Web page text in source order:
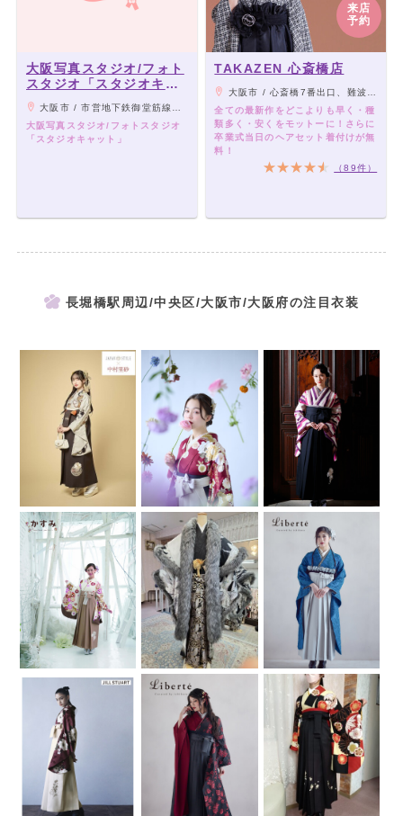
大阪写真スタジオ/フォト
スタジオ「スタジオキャ
ット」
大阪市 / 市営地下鉄御堂筋線心斎橋駅2分
大阪写真スタジオ/フォトスタジオ
「スタジオキャット」
来店
予約
TAKAZEN 心斎橋店
大阪市 / 心斎橋7番出口、難波駅25番出口から徒歩3分
全ての最新作をどこよりも早く・種
類多く・安くをモットーに！さらに
卒業式当日のヘアセット着付けが無
料！
（89件）
長堀橋駅周辺/中央区/大阪市/大阪府の注目衣装